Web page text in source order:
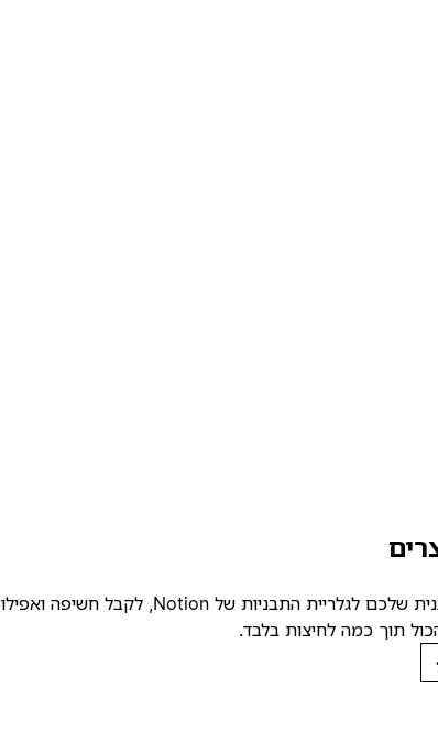
להעלות את התבנית שלכם לגלריית התבניות של Notion, לקבל חשיפה ואפילו
תוך כמה לחיצות בלבד.